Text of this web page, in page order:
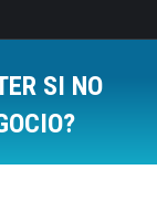
SI NO